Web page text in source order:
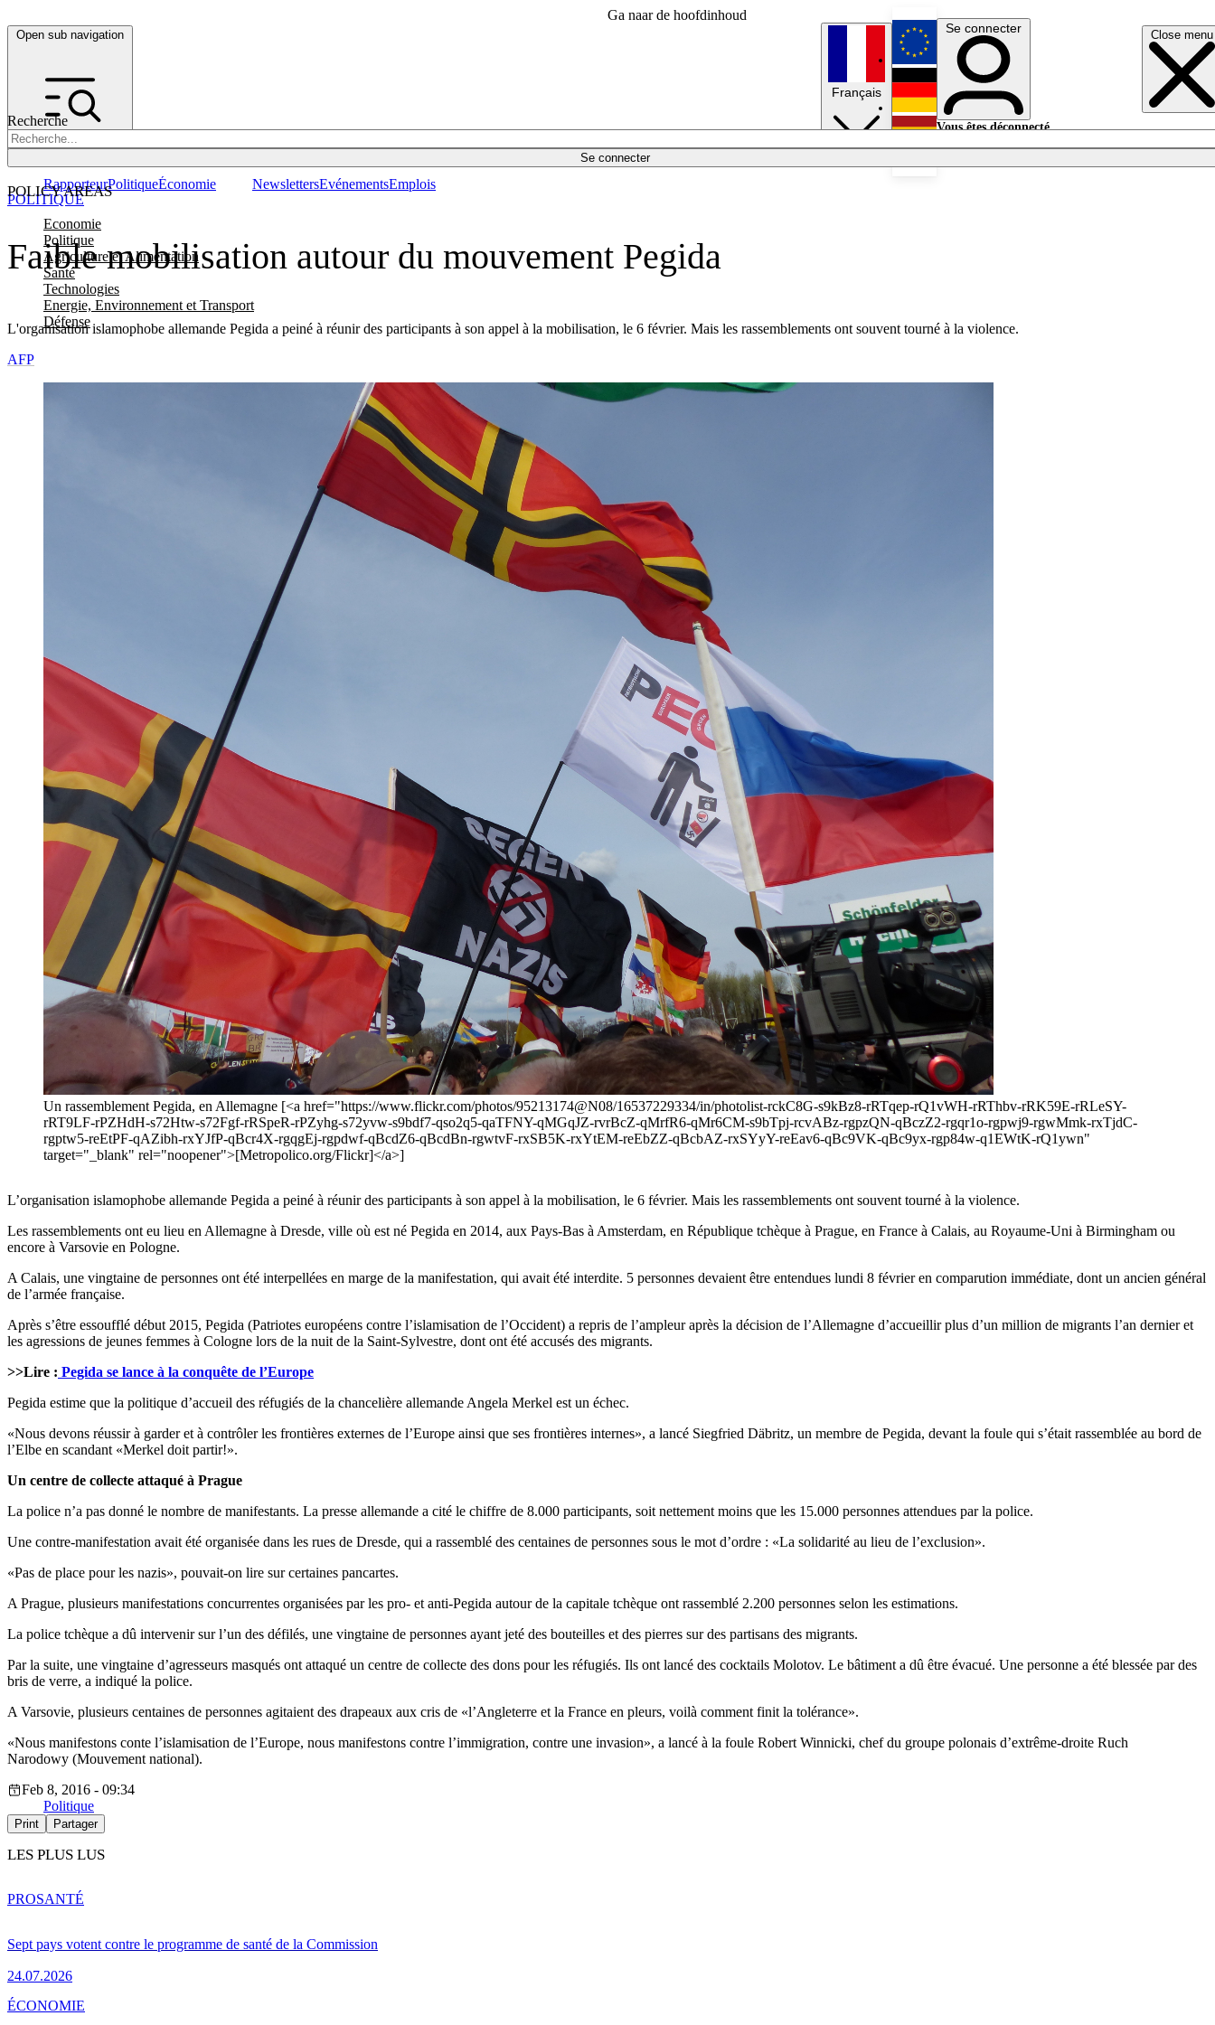
Ga naar de hoofdinhoud
Open sub navigation Close menu
Recherche
Se connecter
POLICY AREAS
Economie
Politique
Agriculture et Alimentation
Santé
Technologies
Energie, Environnement et Transport
Défense
RapporteurPolitiqueÉconomie NewslettersEvénementsEmplois
Français
English
Deutsch
Se connecter
Vous êtes déconnecté.
Faible mobilisation autour du mouvement Pegida
L'organisation islamophobe allemande Pegida a peiné à réunir des participants à son appel à la mobilisation, le 6 février. Mais les rassemblements ont souvent tourné à la violence.
POLITIQUE
AFP
Un rassemblement Pegida, en Allemagne [<a href="https://www.flickr.com/photos/95213174@N08/16537229334/in/photolist-rckC8G-s9kBz8-rRTqep-rQ1vWH-rRThbv-rRK59E-rRLeSY-
rRT9LF-rPZHdH-s72Htw-s72Fgf-rRSpeR-rPZyhg-s72yvw-s9bdf7-qso2q5-qaTFNY-qMGqJZ-rvrBcZ-qMrfR6-qMr6CM-s9bTpj-rcvABz-rgpzQN-qBczZ2-rgqr1o-rgpwj9-rgwMmk-rxTjdC-
rgptw5-reEtPF-qAZibh-rxYJfP-qBcr4X-rgqgEj-rgpdwf-qBcdZ6-qBcdBn-rgwtvF-rxSB5K-rxYtEM-reEbZZ-qBcbAZ-rxSYyY-reEav6-qBc9VK-qBc9yx-rgp84w-q1EWtK-rQ1ywn"
target="_blank" rel="noopener">[Metropolico.org/Flickr]</a>]
L’organisation islamophobe allemande Pegida a peiné à réunir des participants à son appel à la mobilisation, le 6 février. Mais les rassemblements ont souvent tourné à la violence.
Les rassemblements ont eu lieu en Allemagne à Dresde, ville où est né Pegida en 2014, aux Pays-Bas à Amsterdam, en République tchèque à Prague, en France à Calais, au Royaume-Uni à Birmingham ou
encore à Varsovie en Pologne.
A Calais, une vingtaine de personnes ont été interpellées en marge de la manifestation, qui avait été interdite. 5 personnes devaient être entendues lundi 8 février en comparution immédiate, dont un ancien général
de l’armée française.
Après s’être essoufflé début 2015, Pegida (Patriotes européens contre l’islamisation de l’Occident) a repris de l’ampleur après la décision de l’Allemagne d’accueillir plus d’un million de migrants l’an dernier et
les agressions de jeunes femmes à Cologne lors de la nuit de la Saint-Sylvestre, dont ont été accusés des migrants.
>>Lire : Pegida se lance à la conquête de l’Europe
Pegida estime que la politique d’accueil des réfugiés de la chancelière allemande Angela Merkel est un échec.
«Nous devons réussir à garder et à contrôler les frontières externes de l’Europe ainsi que ses frontières internes», a lancé Siegfried Däbritz, un membre de Pegida, devant la foule qui s’était rassemblée au bord de
l’Elbe en scandant «Merkel doit partir!».
Un centre de collecte attaqué à Prague
La police n’a pas donné le nombre de manifestants. La presse allemande a cité le chiffre de 8.000 participants, soit nettement moins que les 15.000 personnes attendues par la police.
Une contre-manifestation avait été organisée dans les rues de Dresde, qui a rassemblé des centaines de personnes sous le mot d’ordre : «La solidarité au lieu de l’exclusion».
«Pas de place pour les nazis», pouvait-on lire sur certaines pancartes.
A Prague, plusieurs manifestations concurrentes organisées par les pro- et anti-Pegida autour de la capitale tchèque ont rassemblé 2.200 personnes selon les estimations.
La police tchèque a dû intervenir sur l’un des défilés, une vingtaine de personnes ayant jeté des bouteilles et des pierres sur des partisans des migrants.
Par la suite, une vingtaine d’agresseurs masqués ont attaqué un centre de collecte des dons pour les réfugiés. Ils ont lancé des cocktails Molotov. Le bâtiment a dû être évacué. Une personne a été blessée par des
bris de verre, a indiqué la police.
A Varsovie, plusieurs centaines de personnes agitaient des drapeaux aux cris de «l’Angleterre et la France en pleurs, voilà comment finit la tolérance».
«Nous manifestons conte l’islamisation de l’Europe, nous manifestons contre l’immigration, contre une invasion», a lancé à la foule Robert Winnicki, chef du groupe polonais d’extrême-droite Ruch
Narodowy (Mouvement national).
Feb 8, 2016 - 09:34
Politique
Print Partager
LES PLUS LUS
Sept pays votent contre le programme de santé de la Commission
24.07.2026
PROSANTÉ
ÉCONOMIE